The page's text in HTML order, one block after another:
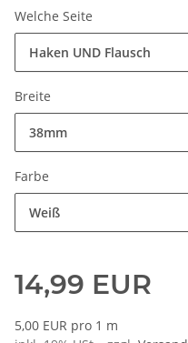
Welche Seite
Haken UND Flausch
Breite
38mm
Farbe
Weiß
14,99 EUR
5,00 EUR pro 1 m